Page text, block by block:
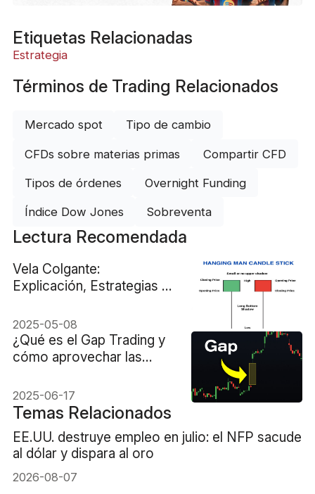
Etiquetas Relacionadas
Estrategia
Términos de Trading Relacionados
Mercado spot Tipo de cambio
CFDs sobre materias primas Compartir CFD
Tipos de órdenes Overnight Funding
Índice Dow Jones Sobreventa
Lectura Recomendada
Vela Colgante:
Explicación, Estrategias y
2025-05-08
¿Qué es el Gap Trading y
cómo aprovechar las
2025-06-17
Temas Relacionados
EE.UU. destruye empleo en julio: el NFP sacude
al dólar y dispara al oro
2026-08-07